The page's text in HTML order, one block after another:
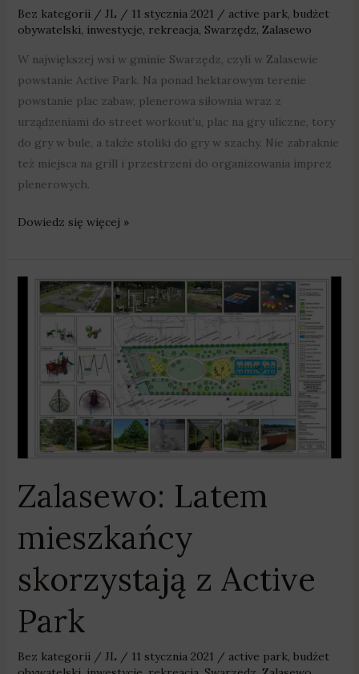
Bez kategorii/ JL / 11 stycznia 2021 / active park, budżet
obywatelski, inwestycje, rekreacja, Swarzędz, Zalasewo
W największej wsi w gminie Swarzędz, czyli w Zalasewie
powstanie Active Park. Na ponad hektarowym terenie
powstanie plac zabaw, plenerowa siłownia wraz z
urządzeniami do street workout’u, plac na gry uliczne, tory
do gry w bule, a także stoliki do gry w szachy. Nie zabraknie
też miejsca na grill i przestrzeni do organizowania imprez
plenerowych.
Dowiedz się więcej »
Zalasewo: Latem
mieszkańcy
skorzystają z Active
Park
Bez kategorii/ JL / 11 stycznia 2021 / active park, budżet
Zalasewo:
Latem
mieszkańcy
skorzystają